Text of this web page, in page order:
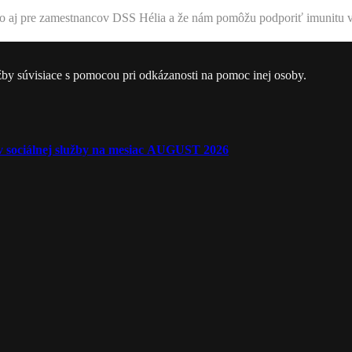
pre zamestnancov DSS Hélia a že nám pomôžu podporiť imunitu
súvisiace s pomocou pri odkázanosti na pomoc inej osoby.
služby na mesiac AUGUST 2026